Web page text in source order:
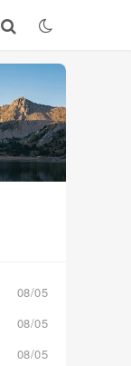
08/05
08/05
08/05